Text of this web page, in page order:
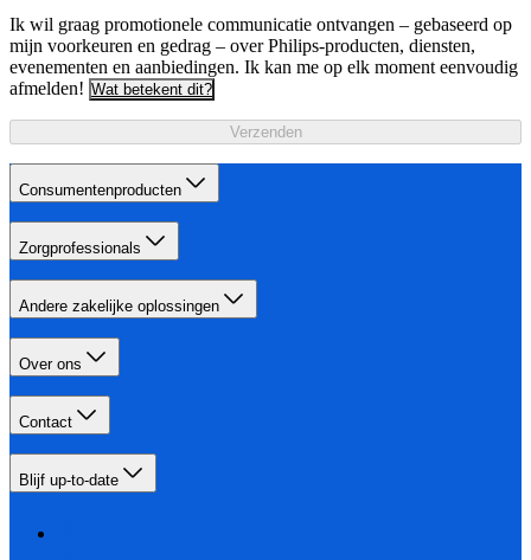
Ik wil graag promotionele communicatie ontvangen – gebaseerd op
mijn voorkeuren en gedrag – over Philips-producten, diensten,
evenementen en aanbiedingen. Ik kan me op elk moment eenvoudig
afmelden! Wat betekent dit?
Verzenden
Consumentenproducten
Zorgprofessionals
Andere zakelijke oplossingen
Over ons
Contact
Blijf up-to-date